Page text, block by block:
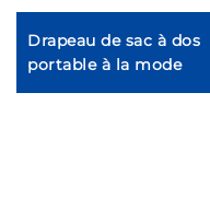
Drapeau de sac à dos
portable à la mode